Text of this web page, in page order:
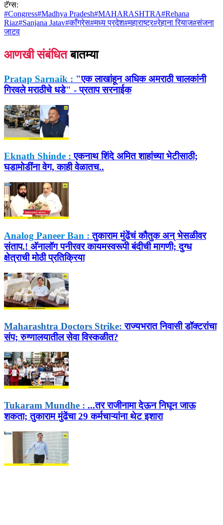
टॅग्स:
#Congress#Madhya Pradesh#MAHARASHTRA#Rehana
Riaz#Sanjana Jatav#काँग्रेस#मध्य प्रदेश#महाराष्ट्र#रेहाना रियाज#संजना
जाटव
आणखी संबंधित बातम्या
Pratap Sarnaik : "एक लाखांहून अधिक अमराठी चालकांनी
गिरवले मराठीचे धडे" - प्रताप सरनाईक
Eknath Shinde : एकनाथ शिंदे अमित शाहांच्या भेटीसाठी;
घडामोडींना वेग, काही वेळातच..
Analog Paneer Ban : तुकाराम मुंढेंचं कौतुक अन् भेसळीवर
संताप.! अ‍ॅनालॉग पनीरवर कायमस्वरूपी बंदीची मागणी; दुग्ध
क्षेत्राची मोठी प्रतिक्रिया
Maharashtra Doctors Strike: राज्यभरात निवासी डॉक्टरांचा
संप; रुग्णालयातील सेवा विस्कळीत?
Tukaram Mundhe : ...तर राजीनामा देऊन निघून जाऊ
शकता; तुकाराम मुंढेंचा 29 कर्मचाऱ्यांना थेट इशारा